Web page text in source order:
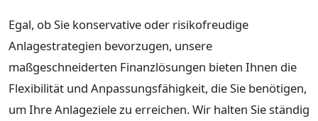
Egal, ob Sie konservative oder risikofreudige
Anlagestrategien bevorzugen, unsere
maßgeschneiderten Finanzlösungen bieten Ihnen die
Flexibilität und Anpassungsfähigkeit, die Sie benötigen,
um Ihre Anlageziele zu erreichen. Wir halten Sie ständig